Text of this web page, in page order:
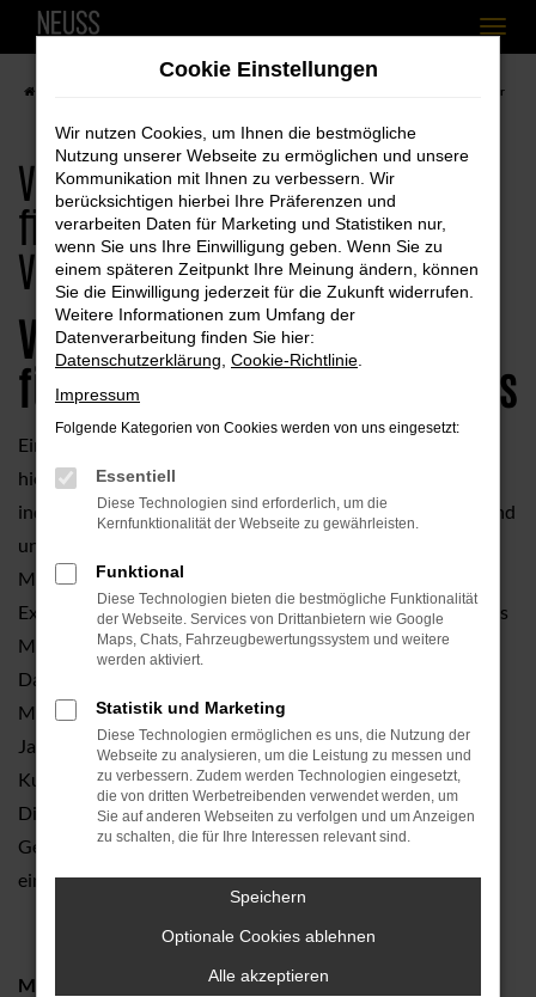
Zum
VW Neuwagen leasen, finanzieren einfach bei Ihrem VW Händler
VW Neuwagen leasen,
finanzieren einfach bei Ihrem
VW Händler
VW Neuwagen – viele Wege
führen ins Autocenter Neuss
Ein VW Neuwagen ist qualitativ herausragend. Wer sich
hierfür entscheidet, profitiert zudem von einem rundum
individuellem Fahrzeug. Gerne unterstützen wir Sie beratend
und geben Ihnen Tipps hinsichtlich Lackierung,
Motorisierung oder auch der Frage nach den passenden
Extras und Assistenzsystemen. Sie möchten wissen, welches
Modell zu Ihnen und Ihren Mobilitätsvorstellungen passt?
Dann sprechen Sie uns an, denn VW Neuwagen sind unser
Metier. Das Autocenter Neuss existiert seit mehr als 95
Jahren. Seit dieser Zeit sind wir für unsere Kundinnen und
Kunden da und rücken. Beratung und individuelle
Dienstleistungen in den Vordergrund. Und das seit vier
Generation in einem funktionierenden und perfekt
eingespielten Familienbetrieb.
Modelle
Cookie Einstellungen
Wir nutzen Cookies, um Ihnen die bestmögliche
Nutzung unserer Webseite zu ermöglichen und unsere
Kommunikation mit Ihnen zu verbessern. Wir
berücksichtigen hierbei Ihre Präferenzen und
verarbeiten Daten für Marketing und Statistiken nur,
wenn Sie uns Ihre Einwilligung geben. Wenn Sie zu
einem späteren Zeitpunkt Ihre Meinung ändern, können
Sie die Einwilligung jederzeit für die Zukunft widerrufen.
Weitere Informationen zum Umfang der
Datenverarbeitung finden Sie hier:
Datenschutzerklärung Cookie-Richtlinie
Impressum
Folgende Kategorien von Cookies werden von uns eingesetzt:
Essentiell
Diese Technologien sind erforderlich, um die
Kernfunktionalität der Webseite zu gewährleisten.
Funktional
Diese Technologien bieten die bestmögliche Funktionalität
der Webseite. Services von Drittanbietern wie Google
Maps, Chats, Fahrzeugbewertungssystem und weitere
werden aktiviert.
Statistik und Marketing
Diese Technologien ermöglichen es uns, die Nutzung der
Webseite zu analysieren, um die Leistung zu messen und
zu verbessern. Zudem werden Technologien eingesetzt,
die von dritten Werbetreibenden verwendet werden, um
Sie auf anderen Webseiten zu verfolgen und um Anzeigen
zu schalten, die für Ihre Interessen relevant sind.
Speichern
Optionale Cookies ablehnen
Alle akzeptieren